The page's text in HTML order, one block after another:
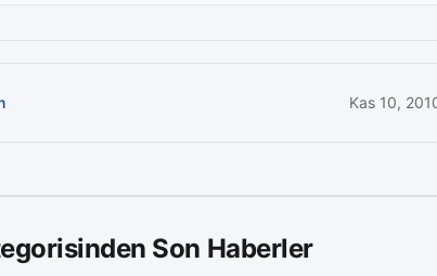
Kas 10,
Son Haberler